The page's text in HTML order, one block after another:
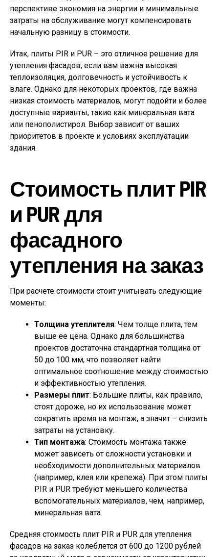
перспективе экономия на энергии и минимальные
затраты на обслуживание могут компенсировать
начальную разницу в стоимости.
Итак, плиты PIR и PUR – это отличное решение для
утепления фасадов, если вам важна высокая
теплоизоляция, долговечность и устойчивость к
влаге. Однако для некоторых проектов, где важна
низкая стоимость материалов, могут подойти и более
доступные варианты, такие как минеральная вата
или пенополистирол. Выбор зависит от ваших
приоритетов в проекте и условиях эксплуатации
здания.
Стоимость плит PIR
и PUR для
фасадного
утепления на заказ
При расчете стоимости стоит учитывать следующие
моменты:
Толщина утеплителя: Чем толще плита, тем
выше ее цена. Однако для большинства
проектов достаточна стандартная толщина от
50 до 100 мм, что позволяет найти
оптимальное соотношение между стоимостью
и эффективностью утепления.
Размеры плит: Большие плиты, как правило,
стоят дороже, но их использование может
сократить время на монтаж, а значит – снизить
затраты на установку.
Тип монтажа: Стоимость монтажа также
может зависеть от сложности установки и
необходимости дополнительных материалов
(например, клея или крепежа). При этом плиты
PIR и PUR требуют меньшего количества
вспомогательных материалов, чем, например,
минеральная вата.
Средняя стоимость плит PIR и PUR для утепления
фасадов на заказ колеблется от 600 до 1200 рублей